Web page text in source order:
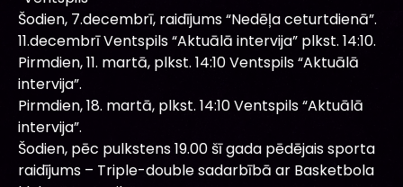
Šodien, 7.decembrī, raidījums “Nedēļa ceturtdienā”.
11.decembrī Ventspils “Aktuālā intervija” plkst. 14:10.
Pirmdien, 11. martā, plkst. 14:10 Ventspils “Aktuālā
intervija”.
Pirmdien, 18. martā, plkst. 14:10 Ventspils “Aktuālā
intervija”.
Šodien, pēc pulkstens 19.00 šī gada pēdējais sporta
raidījums – Triple-double sadarbībā ar Basketbola